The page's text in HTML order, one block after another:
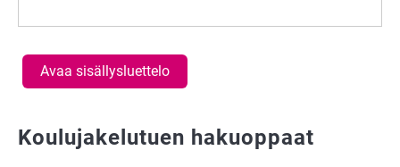
Avaa sisällysluettelo
Koulujakelutuen hakuoppaat